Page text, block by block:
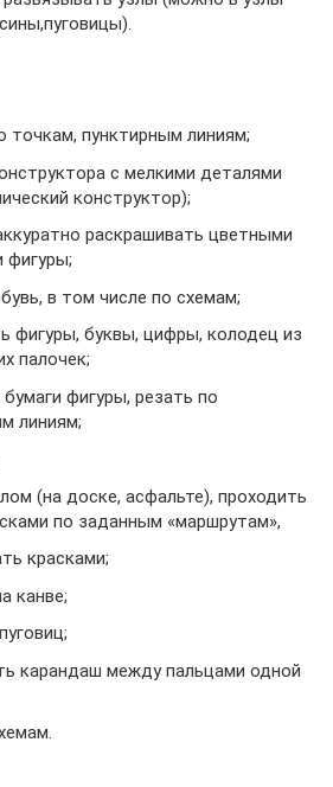
точкам, пунктирным линиям;
с мелкими деталями
конструктор);
раскрашивать цветными
фигуры;
в том числе по схемам;
фигуры, буквы, цифры, колодец из
палочек;
фигуры, резать по
линиям;
(на доске, асфальте), проходить
по заданным «маршрутам»,
красками;
канве;
карандаш между пальцами одной